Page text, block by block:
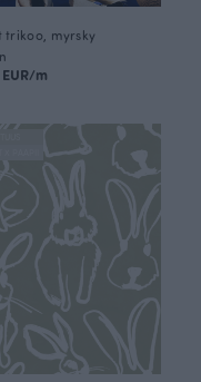
trikoo, myrsky
m